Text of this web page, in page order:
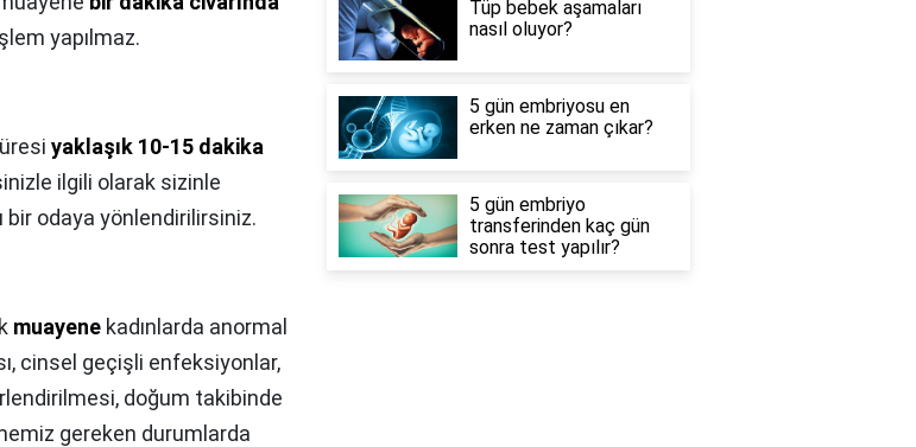
yapılmaz.
yaklaşık 10-15 dakika
ilgili olarak sizinle
odaya yönlendirilirsiniz.
muayene kadınlarda anormal
cinsel geçişli enfeksiyonlar,
doğum takibinde
gereken durumlarda
Tüp bebek aşamaları
nasıl oluyor?
5 gün embriyosu en
erken ne zaman çıkar?
5 gün embriyo
transferinden kaç gün
sonra test yapılır?